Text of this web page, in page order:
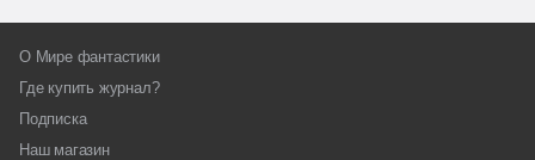
О Мире фантастики
Где купить журнал?
Подписка
Наш магазин